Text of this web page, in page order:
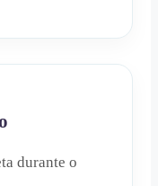
durante o